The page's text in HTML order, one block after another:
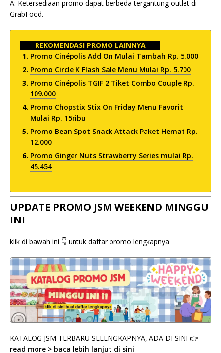
A: Ketersediaan promo dapat berbeda tergantung outlet di
GrabFood.
REKOMENDASI PROMO LAINNYA
Promo Cinépolis Add On Mulai Tambah Rp. 5.000
Promo Circle K Flash Sale Menu Mulai Rp. 5.700
Promo Cinépolis TGIF 2 Tiket Combo Couple Rp.
109.000
Promo Chopstix Stix On Friday Menu Favorit
Mulai Rp. 15ribu
Promo Bean Spot Snack Attack Paket Hemat Rp.
12.000
Promo Ginger Nuts Strawberry Series mulai Rp.
45.454
UPDATE PROMO JSM WEEKEND MINGGU
INI
klik di bawah ini 👇 untuk daftar promo lengkapnya
KATALOG JSM TERBARU SELENGKAPNYA, ADA DI SINI 👉
read more > baca lebih lanjut di sini